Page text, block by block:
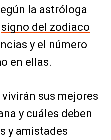
la astróloga
signo del zodiaco
y el número
en ellas.
sus mejores
y cuáles deben
y amistades